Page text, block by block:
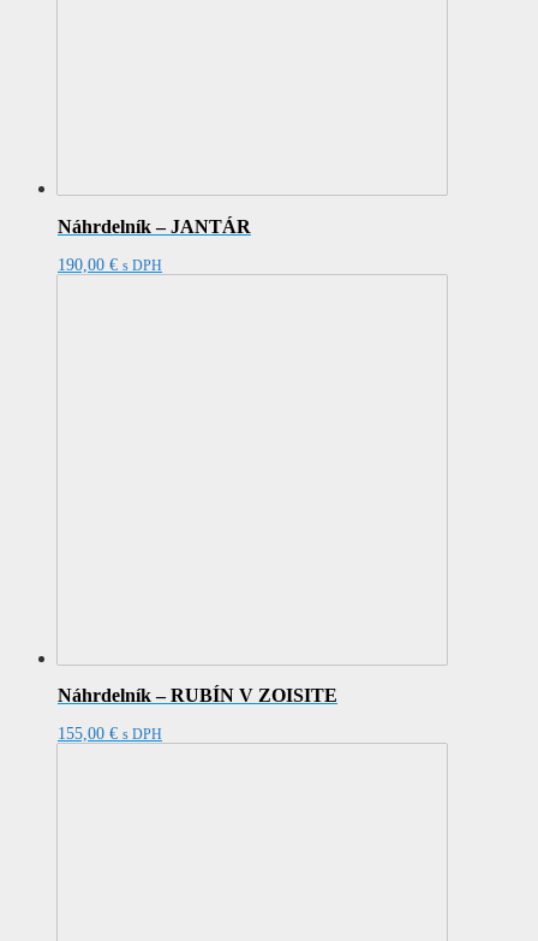
Náhrdelník – JANTÁR
190,00 € s DPH
Náhrdelník – RUBÍN V ZOISITE
155,00 € s DPH